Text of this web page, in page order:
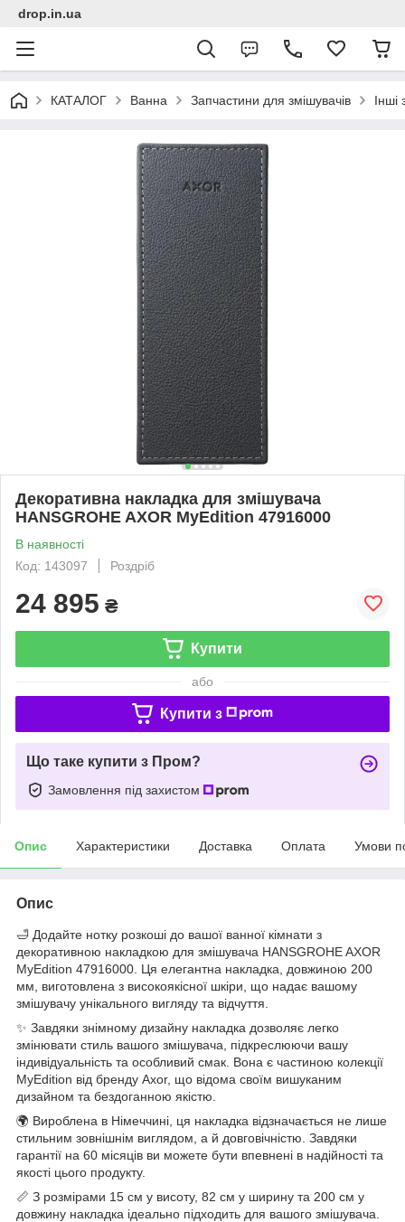
drop.in.ua
КАТАЛОГ Ванна Запчастини для змішувачів Інші
Декоративна накладка для змішувача
HANSGROHE AXOR MyEdition 47916000
В наявності
Код: 143097
Роздріб
24 895 ₴
Купити
або
Купити з
Що таке купити з Пром?
Замовлення під захистом
Опис Характеристики Доставка Оплата Умови
Опис
🛁 Додайте нотку розкоші до вашої ванної кімнати з
декоративною накладкою для змішувача HANSGROHE AXOR
MyEdition 47916000. Ця елегантна накладка, довжиною 200
мм, виготовлена з високоякісної шкіри, що надає вашому
змішувачу унікального вигляду та відчуття.
✨ Завдяки знімному дизайну накладка дозволяє легко
змінювати стиль вашого змішувача, підкреслюючи вашу
індивідуальність та особливий смак. Вона є частиною колекції
MyEdition від бренду Axor, що відома своїм вишуканим
дизайном та бездоганною якістю.
🌍 Вироблена в Німеччині, ця накладка відзначається не лише
стильним зовнішнім виглядом, а й довговічністю. Завдяки
гарантії на 60 місяців ви можете бути впевнені в надійності та
якості цього продукту.
📏 З розмірами 15 см у висоту, 82 см у ширину та 200 см у
довжину накладка ідеально підходить для вашого змішувача.